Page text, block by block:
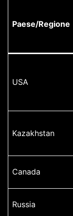
Paese/Regione
USA
Kazakhstan
Canada
Russia